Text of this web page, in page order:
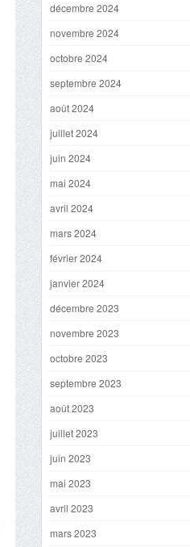
décembre 2024
novembre 2024
octobre 2024
septembre 2024
août 2024
juillet 2024
juin 2024
mai 2024
avril 2024
mars 2024
février 2024
janvier 2024
décembre 2023
novembre 2023
octobre 2023
septembre 2023
août 2023
juillet 2023
juin 2023
mai 2023
avril 2023
mars 2023